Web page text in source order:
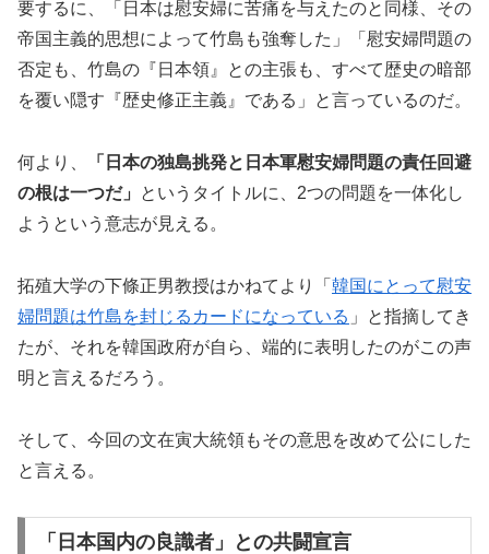
要するに、「日本は慰安婦に苦痛を与えたのと同様、その
帝国主義的思想によって竹島も強奪した」「慰安婦問題の
否定も、竹島の『日本領』との主張も、すべて歴史の暗部
を覆い隠す『歴史修正主義』である」と言っているのだ。
何より、
「日本の独島挑発と日本軍慰安婦問題の責任回避
の根は一つだ」
というタイトルに、2つの問題を一体化し
ようという意志が見える。
拓殖大学の下條正男教授はかねてより「 韓国にとって慰安
婦問題は竹島を封じるカードになっている 」と指摘してき
たが、それを韓国政府が自ら、端的に表明したのがこの声
明と言えるだろう。
そして、今回の文在寅大統領もその意思を改めて公にした
と言える。
「日本国内の良識者」との共闘宣言